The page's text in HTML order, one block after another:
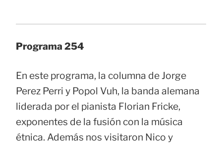
Programa 254
En este programa, la columna de Jorge
Perez Perri y Popol Vuh, la banda alemana
liderada por el pianista Florian Fricke,
exponentes de la fusión con la música
étnica. Además nos visitaron Nico y